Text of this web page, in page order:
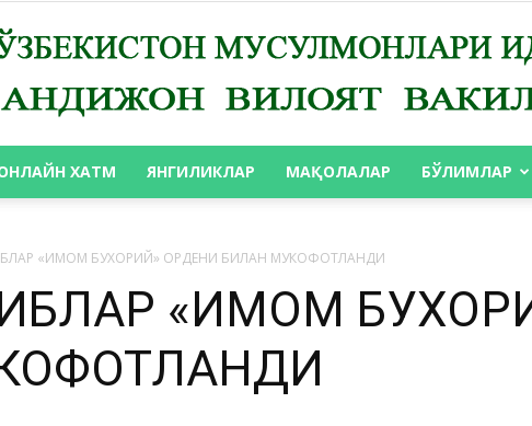
ХАТМ ЯНГИЛИКЛАР МАҚОЛАЛАР БЎЛИМЛАР
«ИМОМ БУХОРИЙ» ОРДЕНИ БИЛАН МУКОФОТЛАНДИ
«ИМОМ